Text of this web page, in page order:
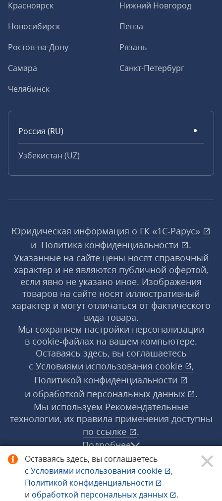
Оставаясь здесь, вы соглашаетесь
с Условиями использования cookie
,
Политикой конфиденциальности
и обработкой персональных данных .
Красноярск
Нижний Новгород
Новосибирск
Пенза
Ростов-на-Дону
Рязань
Самара
Санкт-Петербург
Челябинск
Россия (RU)
Узбекистан (UZ)
Юридическая информация о ГК «1С‑Рарус»
и Политика конфиденциальности
.
Указанные на сайте цены носят справочный
характер и не являются публичной офертой,
если явно не указано иное. Изображения
товаров на сайте носят иллюстративный
характер и могут отличаться от фактического
вида товара.
Мы сохраняем настройки персонализации
в cookie‑файлах на вашем компьютере.
Оставаясь здесь, вы соглашаетесь
с Условиями использования cookie
,
Политикой конфиденциальности
и обработкой персональных данных
.
Мы используем Рекомендательные
технологии, их правила применения доступны
по ссылке
.
Подробнее
© 1998−2026 «1С‑Рарус» ®. Все права
защищены.